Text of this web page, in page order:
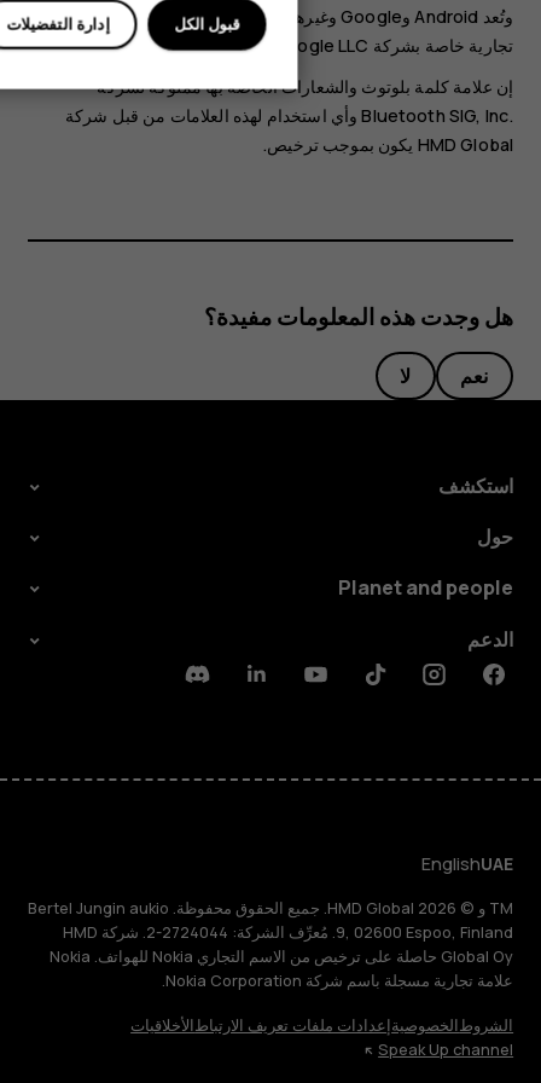
وتُعد Android وGoogle وغيرها من العلامات والشعارات علامات
تجارية خاصة بشركة Google LLC.
إن علامة كلمة بلوتوث والشعارات الخاصة بها مملوكة لشركة
Bluetooth SIG, Inc.‎ وأي استخدام لهذه العلامات من قبل شركة
HMD Global يكون بموجب ترخيص.
هل وجدت هذه المعلومات مفيدة؟
نعم لا
استكشف
حول
Planet and people
الدعم
Facebook
Instagram
Tiktok
Youtube
Linkedin
Discord
UAE
English
TM و © 2026 HMD Global. جميع الحقوق محفوظة. Bertel Jungin aukio
9, 02600 Espoo, Finland. مُعرِّف الشركة: 2724044-2. شركة HMD
Global Oy حاصلة على ترخيص من الاسم التجاري Nokia للهواتف. Nokia
علامة تجارية مسجلة باسم شركة Nokia Corporation.
الشروطالخصوصيةإعدادات ملفات تعريف الارتباطالأخلاقيات
Speak Up channel
إدارة التفضيلات قبول الكل